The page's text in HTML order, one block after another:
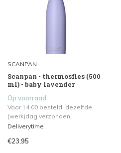
SCANPAN
Scanpan - thermosfles (500
ml) - baby lavender
Op voorraad
Voor 14.00 besteld, dezelfde
(werk)dag verzonden.
Deliverytime
€23,95